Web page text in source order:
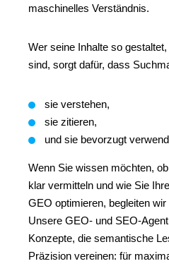
maschinelles Verständnis.
Wer seine Inhalte so
sind, sorgt dafür, dass
sie verstehen,
sie zitieren,
und sie bevorzugt
Wenn Sie wissen möchten,
klar vermitteln und wie Sie
GEO optimieren, begleiten wir
Unsere GEO- und SEO-
Konzepte, die semantische
Präzision vereinen: für